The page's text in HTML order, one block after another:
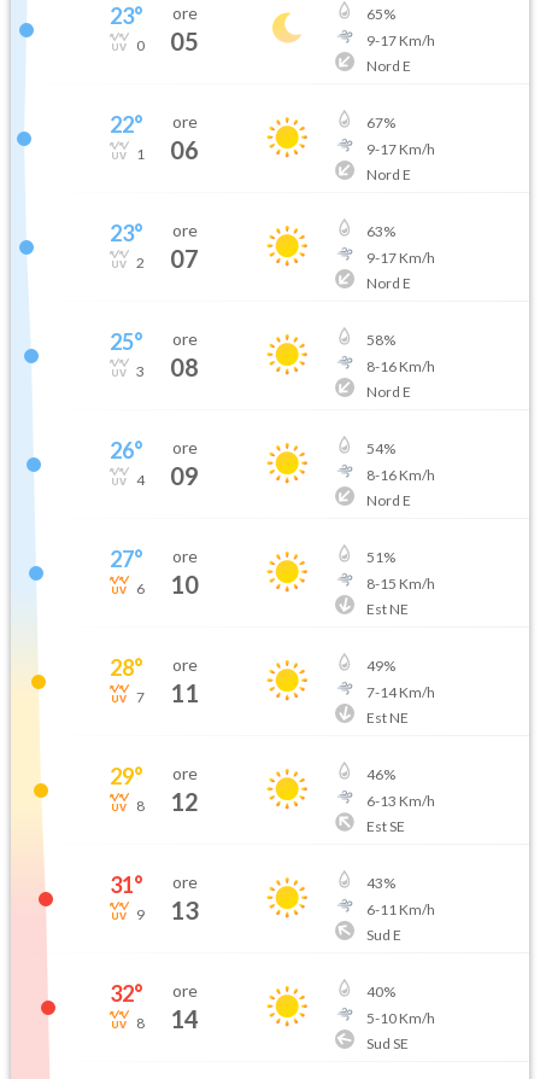
23°
0
ore
05
65%
9-17Km/h
Nord E
22°
1
ore
06
67%
9-17Km/h
Nord E
23°
2
ore
07
63%
9-17Km/h
Nord E
25°
3
ore
08
58%
8-16Km/h
Nord E
26°
4
ore
09
54%
8-16Km/h
Nord E
27°
6
ore
10
51%
8-15 Km/h
Est NE
28°
7
ore
11
49%
7-14Km/h
Est NE
29°
8
ore
12
46%
6-13 Km/h
Est SE
31°
9
ore
13
43%
6-11 Km/h
Sud E
32°
8
ore
14
40%
5-10Km/h
Sud SE